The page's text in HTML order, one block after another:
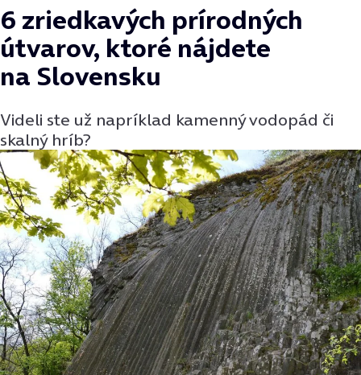
6 zriedkavých prírodných
útvarov, ktoré nájdete
na Slovensku
Videli ste už napríklad kamenný vodopád či
skalný hríb?